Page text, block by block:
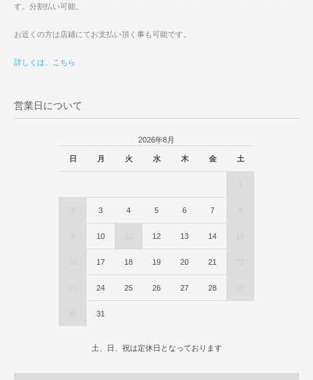
す。分割払い可能。
お近くの方は店鋪にてお支払い頂く事も可能です。
詳しくは、こちら
営業日について
2026年8月
日 月 火 水 木 金 土
3 4 5 6 7
10 12 13 14
17 18 19 20 21
24 25 26 27 28
31
土、日、祝は定休日となっております